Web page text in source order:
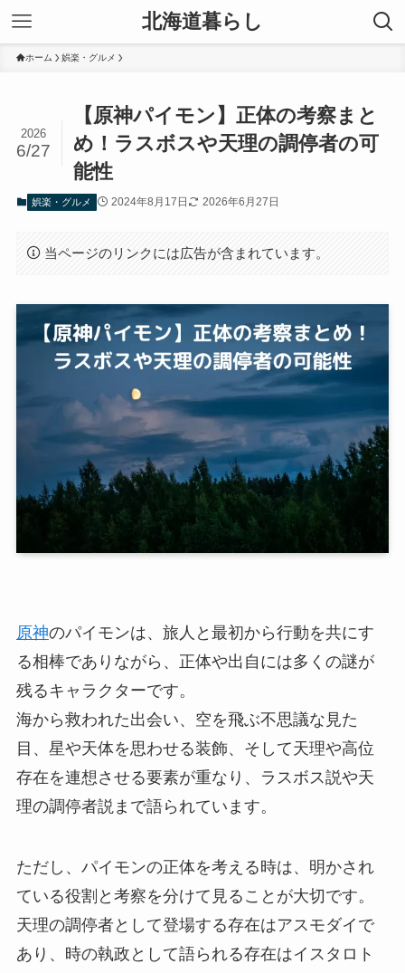
北海道暮らし
ホーム 娯楽・グルメ
【原神パイモン】正体の考察まと
め！ラスボスや天理の調停者の可
能性
2026
6/27
娯楽・グルメ 2024年8月17日 2026年6月27日
当ページのリンクには広告が含まれています。
原神のパイモンは、旅人と最初から行動を共にす
る相棒でありながら、正体や出自には多くの謎が
残るキャラクターです。
海から救われた出会い、空を飛ぶ不思議な見た
目、星や天体を思わせる装飾、そして天理や高位
存在を連想させる要素が重なり、ラスボス説や天
理の調停者説まで語られています。
ただし、パイモンの正体を考える時は、明かされ
ている役割と考察を分けて見ることが大切です。
天理の調停者として登場する存在はアスモダイで
あり、時の執政として語られる存在はイスタロト